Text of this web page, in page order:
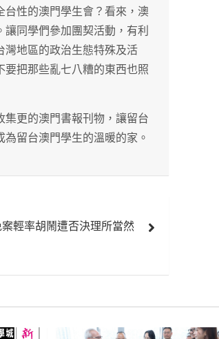
台性的澳門學生會？看來，澳
同學們參加團契活動，有利
灣地區的政治生態特殊及活
把那些亂七八糟的東西也照
更的澳門書報刊物，讓留台
留台澳門學生的溫暖的家。
輕率胡鬧遭否決理所當然